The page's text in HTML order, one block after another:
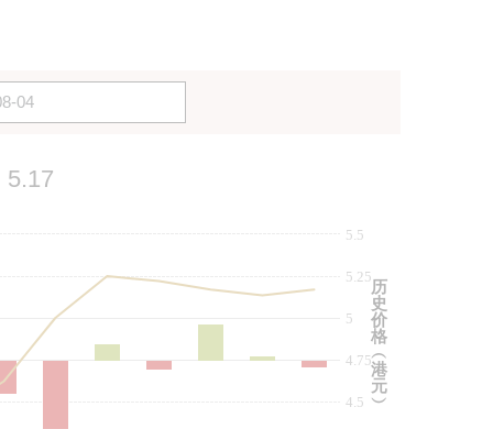
5.17
5
4.5
4.75
5.25
5.5
历
史
价
格
︵
港
元
︶